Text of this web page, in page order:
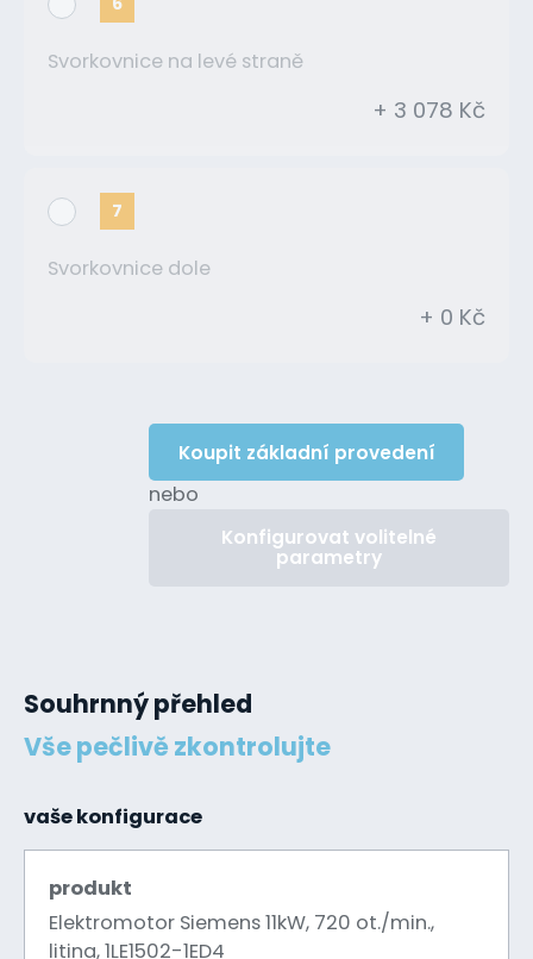
Svorkovnice na levé straně
+ 3 078 Kč
7
Svorkovnice dole
+ 0 Kč
Koupit základní provedení
nebo
Konfigurovat volitelné
parametry
Souhrnný přehled
Vše pečlivě zkontrolujte
vaše konfigurace
produkt
Elektromotor Siemens 11kW, 720 ot./min.,
litina, 1LE1502-1ED4